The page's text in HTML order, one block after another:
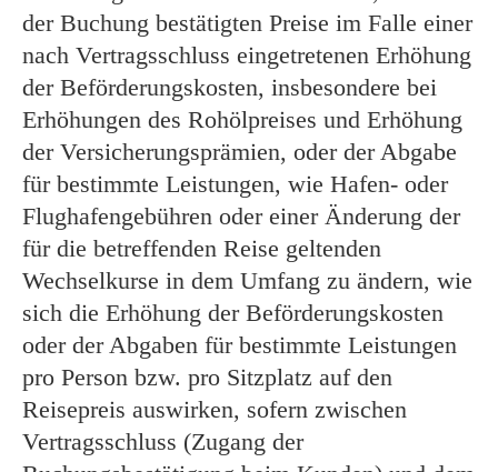
der Buchung bestätigten Preise im Falle einer
nach Vertragsschluss eingetretenen Erhöhung
der Beförderungskosten, insbesondere bei
Erhöhungen des Rohölpreises und Erhöhung
der Versicherungsprämien, oder der Abgabe
für bestimmte Leistungen, wie Hafen- oder
Flughafengebühren oder einer Änderung der
für die betreffenden Reise geltenden
Wechselkurse in dem Umfang zu ändern, wie
sich die Erhöhung der Beförderungskosten
oder der Abgaben für bestimmte Leistungen
pro Person bzw. pro Sitzplatz auf den
Reisepreis auswirken, sofern zwischen
Vertragsschluss (Zugang der